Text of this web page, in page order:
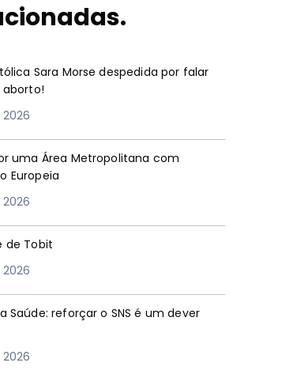
Sara Morse despedida por falar
uma Área Metropolitana com
Europeia
de Tobit
Saúde: reforçar o SNS é um dever